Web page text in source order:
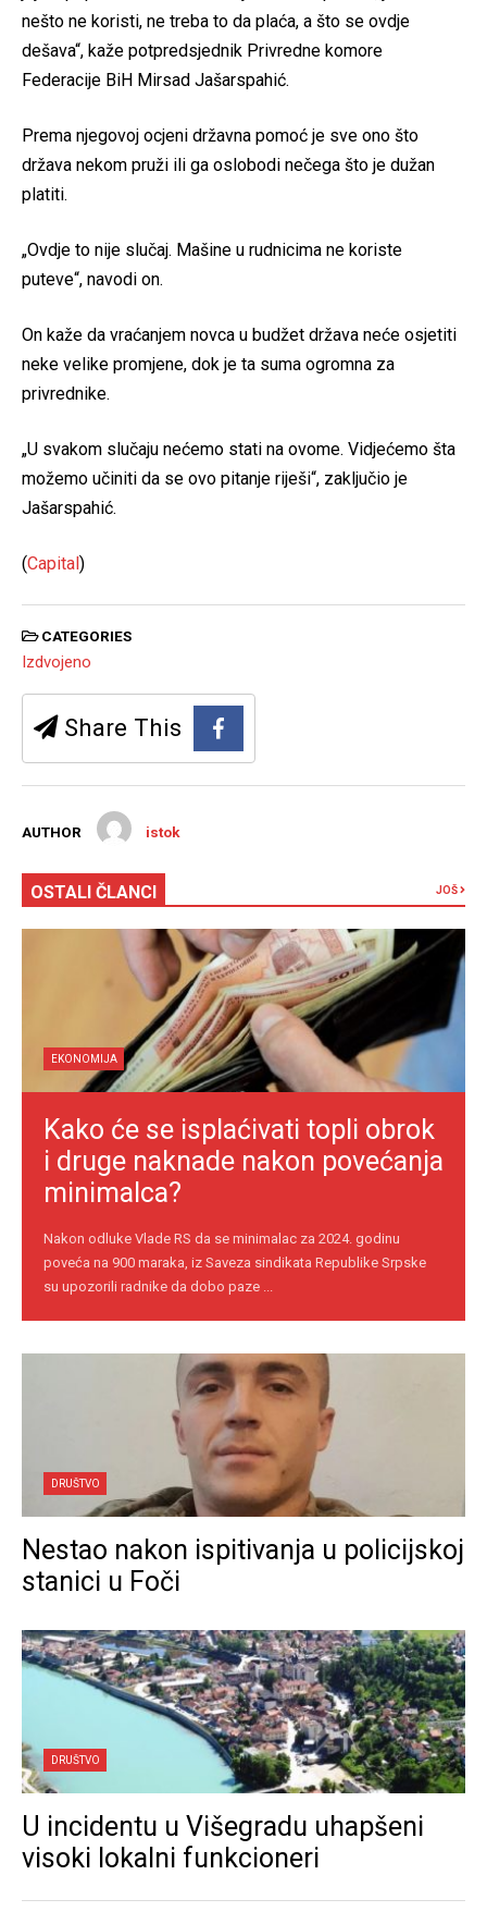
nešto ne koristi, ne treba to da plaća, a što se ovdje
dešava“, kaže potpredsjednik Privredne komore
Federacije BiH Mirsad Jašarspahić.
Prema njegovoj ocjeni državna pomoć je sve ono što
država nekom pruži ili ga oslobodi nečega što je dužan
platiti.
„Ovdje to nije slučaj. Mašine u rudnicima ne koriste
puteve“, navodi on.
On kaže da vraćanjem novca u budžet država neće osjetiti
neke velike promjene, dok je ta suma ogromna za
privrednike.
„U svakom slučaju nećemo stati na ovome. Vidjećemo šta
možemo učiniti da se ovo pitanje riješi“, zaključio je
Jašarspahić.
(Capital)
CATEGORIES
Izdvojeno
Share This
AUTHOR istok
OSTALI ČLANCI JOŠ
EKONOMIJA
Kako će se isplaćivati topli obrok
i druge naknade nakon povećanja
minimalca?
Nakon odluke Vlade RS da se minimalac za 2024. godinu
poveća na 900 maraka, iz Saveza sindikata Republike Srpske
su upozorili radnike da dobo paze ...
DRUŠTVO
Nestao nakon ispitivanja u policijskoj
stanici u Foči
DRUŠTVO
U incidentu u Višegradu uhapšeni
visoki lokalni funkcioneri